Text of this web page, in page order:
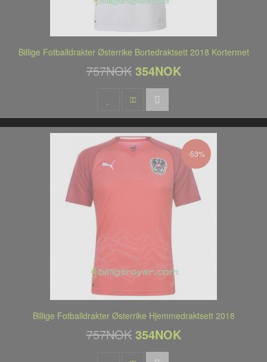
Billige Fotballdrakter Østerrike Bortedraktsett 2018 Kortermet
757NOK 354NOK
-53%
Billige Fotballdrakter Østerrike Hjemmedraktsett 2018
757NOK 354NOK